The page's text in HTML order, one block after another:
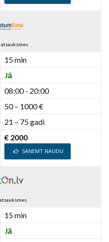
atsauksmes
15 min
Jā
08:00 - 20:00
50 – 1000 €
21 – 75 gadi
€ 2000
SAŅEMT NAUDU
15 min
Jā